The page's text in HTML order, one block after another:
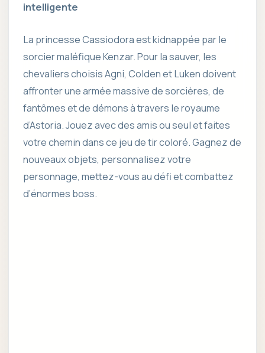
intelligente
La princesse Cassiodora est kidnappée par le
sorcier maléfique Kenzar. Pour la sauver, les
chevaliers choisis Agni, Colden et Luken doivent
affronter une armée massive de sorcières, de
fantômes et de démons à travers le royaume
d’Astoria. Jouez avec des amis ou seul et faites
votre chemin dans ce jeu de tir coloré. Gagnez de
nouveaux objets, personnalisez votre
personnage, mettez-vous au défi et combattez
d’énormes boss.